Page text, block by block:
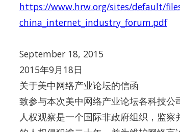
https://www.hrw.org/sites/default/
china_internet_industry_forum.pdf
September 18, 2015
2015年9月18日
关于美中网络产业论坛的信函
致参与本次美中网络产业论坛各科技公
人权观察是一个国际非政府组织，监